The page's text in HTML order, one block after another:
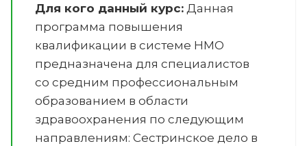
Для кого данный курс: Данная
программа повышения
квалификации в системе НМО
предназначена для специалистов
со средним профессиональным
образованием в области
здравоохранения по следующим
направлениям: Сестринское дело в